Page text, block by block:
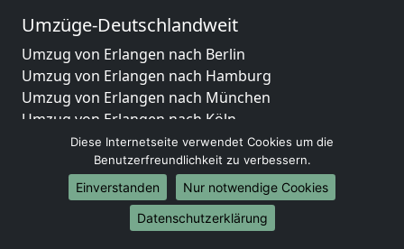
Umzüge-Deutschlandweit
Umzug von Erlangen nach Berlin
Umzug von Erlangen nach Hamburg
Umzug von Erlangen nach München
Umzug von Erlangen nach Köln
Umzug von Erlangen nach Frankfurt am Main
Umzug von Erlangen nach Stuttgart
Umzug von Erlangen nach Düsseldorf
Umzug von Erlangen nach Leipzig
Umzug von Erlangen nach Dortmund
Diese Internetseite verwendet Cookies um die
Benutzerfreundlichkeit zu verbessern.
Einverstanden
Nur notwendige Cookies
Datenschutzerklärung